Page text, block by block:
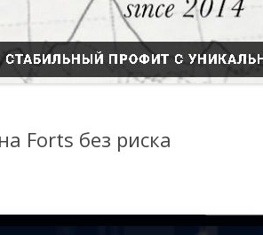
Forts без риска